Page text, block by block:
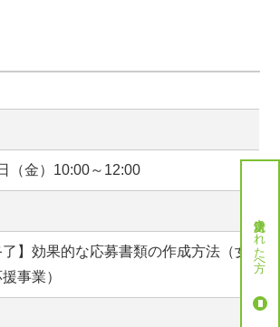
（金）10:00～12:00
了】効果的な応募書類の作成方法（女
事業）
就労決定された方へ